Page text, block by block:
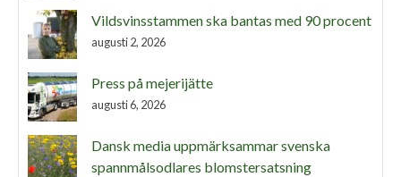
Vildsvinsstammen ska bantas med 90 procent
augusti 2, 2026
Press på mejerijätte
augusti 6, 2026
Dansk media uppmärksammar svenska
spannmålsodlares blomstersatsning